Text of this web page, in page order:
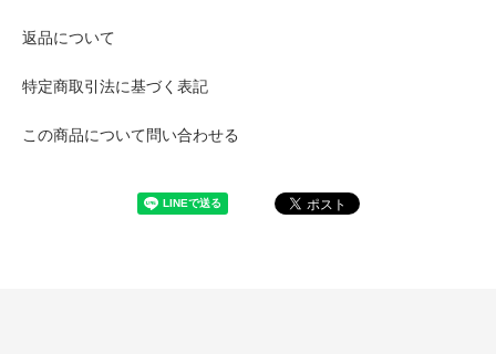
返品について
特定商取引法に基づく表記
この商品について問い合わせる